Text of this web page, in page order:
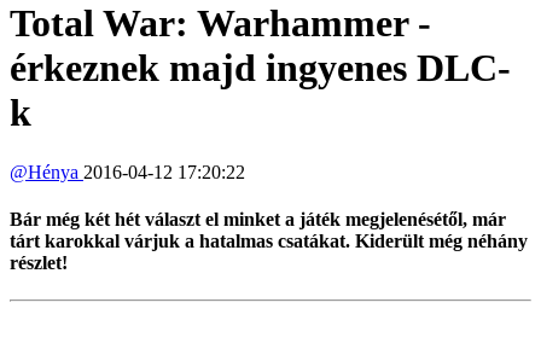
Total War: Warhammer -
érkeznek majd ingyenes DLC-
k
@Hénya 2016-04-12 17:20:22
Bár még két hét választ el minket a játék megjelenésétől, már
tárt karokkal várjuk a hatalmas csatákat. Kiderült még néhány
részlet!